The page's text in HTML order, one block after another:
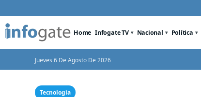
Home Infogate TV Nacional Política
Jueves 6 De Agosto De 2026
Tecnología